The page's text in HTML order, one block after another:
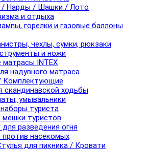
Нарды / Шашки / Лото
и отдыха
горелки и газовые баллоны
чехлы, сумки, рюкзаки
и ножи
INTEX
надувного матраса
Комплектующие
скандинавской ходьбы
умывальники
туриста
туристов
разведения огня
насекомых
для пикника / Кровати